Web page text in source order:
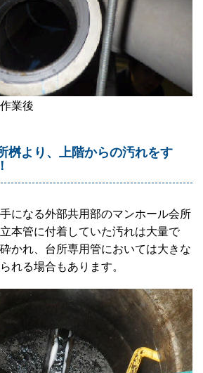
業後
桝より、上階からの汚れをす
になる外部共用部のマンホール会所
本管に付着していた汚れは大量で
かれ、台所専用管においては大きな
れる場合もあります。